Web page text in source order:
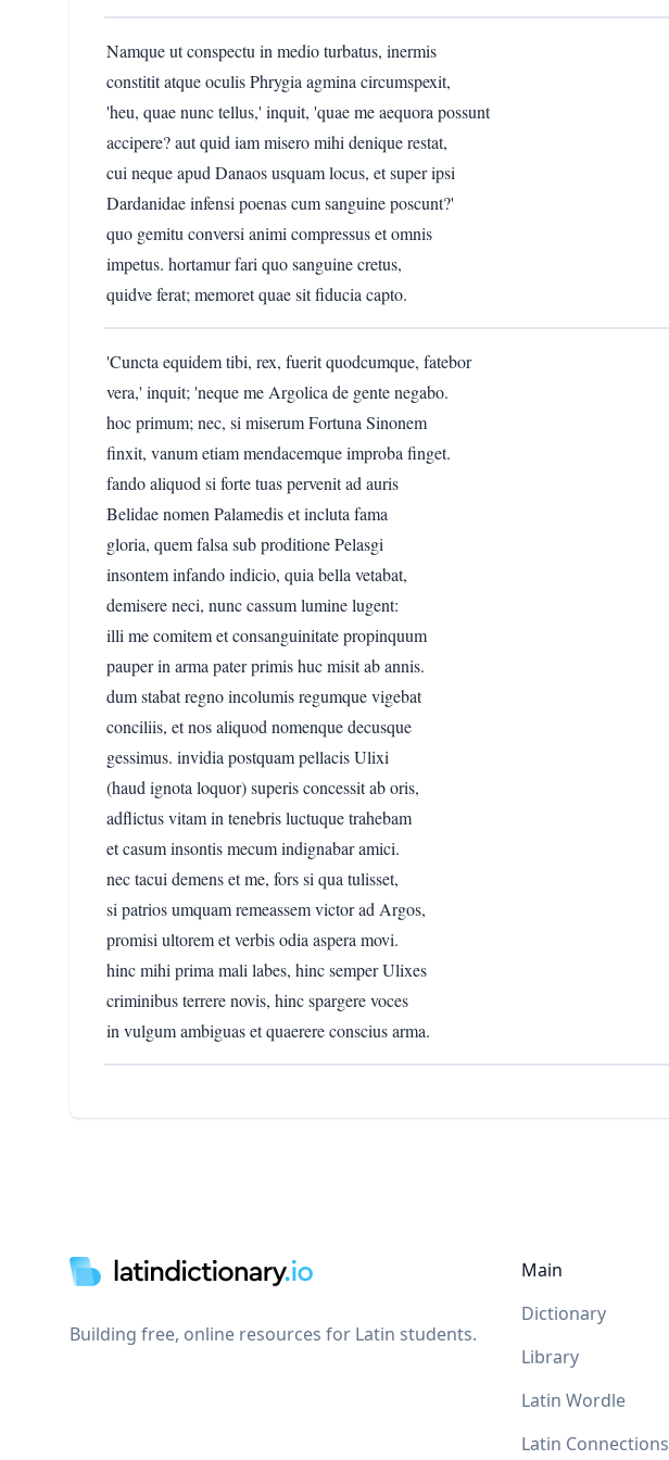
Namque ut conspectu in medio turbatus, inermis
constitit atque oculis Phrygia agmina circumspexit,
'heu, quae nunc tellus,' inquit, 'quae me aequora possunt
accipere? aut quid iam misero mihi denique restat,
cui neque apud Danaos usquam locus, et super ipsi
Dardanidae infensi poenas cum sanguine poscunt?'
quo gemitu conversi animi compressus et omnis
impetus. hortamur fari quo sanguine cretus,
quidve ferat; memoret quae sit fiducia capto.
'Cuncta equidem tibi, rex, fuerit quodcumque, fatebor
vera,' inquit; 'neque me Argolica de gente negabo.
hoc primum; nec, si miserum Fortuna Sinonem
finxit, vanum etiam mendacemque improba finget.
fando aliquod si forte tuas pervenit ad auris
Belidae nomen Palamedis et incluta fama
gloria, quem falsa sub proditione Pelasgi
insontem infando indicio, quia bella vetabat,
demisere neci, nunc cassum lumine lugent:
illi me comitem et consanguinitate propinquum
pauper in arma pater primis huc misit ab annis.
dum stabat regno incolumis regumque vigebat
conciliis, et nos aliquod nomenque decusque
gessimus. invidia postquam pellacis Ulixi
(haud ignota loquor) superis concessit ab oris,
adflictus vitam in tenebris luctuque trahebam
et casum insontis mecum indignabar amici.
nec tacui demens et me, fors si qua tulisset,
si patrios umquam remeassem victor ad Argos,
promisi ultorem et verbis odia aspera movi.
hinc mihi prima mali labes, hinc semper Ulixes
criminibus terrere novis, hinc spargere voces
in vulgum ambiguas et quaerere conscius arma.
Building free, online resources for Latin students.
Main
Dictionary
Library
Latin Wordle
Latin Connections